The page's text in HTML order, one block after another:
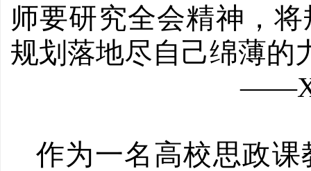
师要研究全会精神，
规划落地尽自己绵薄的
作为一名高校思政